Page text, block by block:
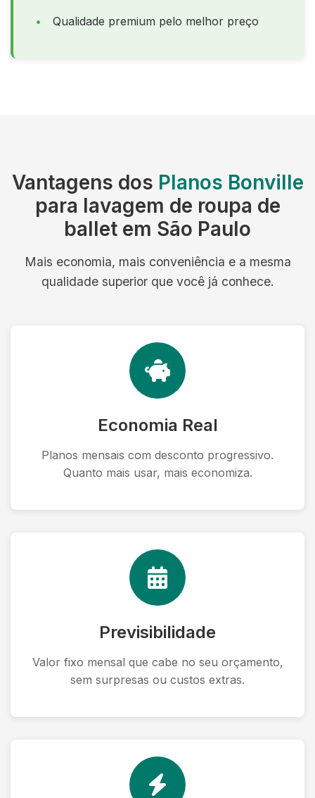
Qualidade premium pelo melhor preço
Vantagens dos Planos Bonville
para lavagem de roupa de
ballet em São Paulo
Mais economia, mais conveniência e a mesma
qualidade superior que você já conhece.
Economia Real
Planos mensais com desconto progressivo.
Quanto mais usar, mais economiza.
Previsibilidade
Valor fixo mensal que cabe no seu orçamento,
sem surpresas ou custos extras.